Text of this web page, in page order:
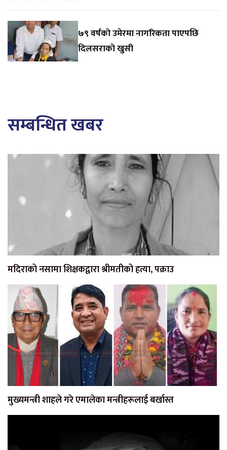
७९ वर्षको उमेरमा नागरिकता पाएपछि
दिलसराको खुसी
सम्बन्धित खबर
मदिराको नसामा शिक्षकद्वारा श्रीमतीको हत्या, पक्राउ
मुख्यमन्त्री शाहले गरे एमालेका मन्त्रीहरूलाई बर्खास्त